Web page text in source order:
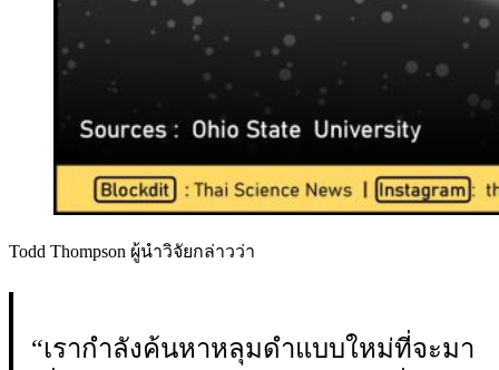
Todd Thompson ผู้นำวิจัยกล่าวว่า
“เรากำลังค้นหาหลุมดำแบบใหม่ที่จะมา